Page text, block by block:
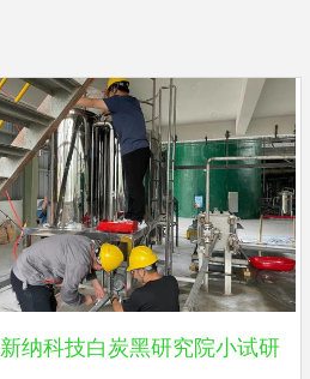
新纳科技白炭黑研究院小试研